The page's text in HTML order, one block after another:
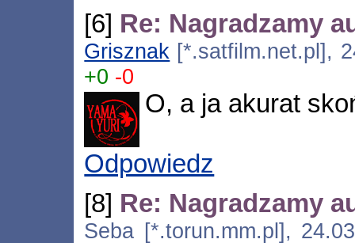
[6] Re: Nagradzamy
Grisznak [*.satfilm.net.pl],
+0 -0
O, a ja akurat
Odpowiedz
[8] Re: Nagradzamy
Seba [*.torun.mm.pl],